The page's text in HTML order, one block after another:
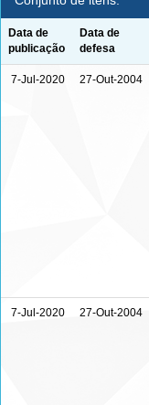
Data de
publicação
Data de
defesa
7-Jul-2020 27-Out-2004
7-Jul-2020 27-Out-2004